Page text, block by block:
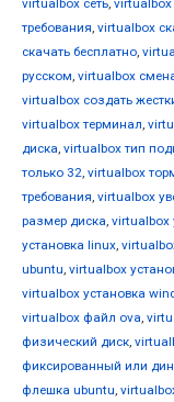
virtualbox сеть, virtualbox
требования, virtualbox
скачать бесплатно,
русском, virtualbox
virtualbox создать
virtualbox терминал,
диска, virtualbox тип
только 32, virtualbox
требования, virtualbox
размер диска, virtualbox
установка linux,
ubuntu, virtualbox
virtualbox установка
virtualbox файл ova,
физический диск,
фиксированный или
флешка ubuntu,